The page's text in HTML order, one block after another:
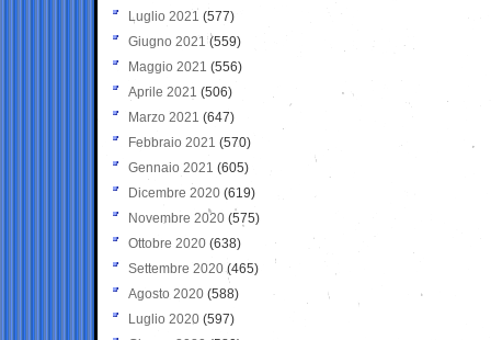
Luglio 2021 (577)
Giugno 2021(559)
Maggio 2021 (556)
Aprile 2021 (506)
Marzo 2021 (647)
Febbraio 2021 (570)
Gennaio 2021 (605)
Dicembre 2020 (619)
Novembre 2020 (575)
Ottobre 2020 (638)
Settembre 2020(465)
Agosto 2020 (588)
Luglio 2020 (597)